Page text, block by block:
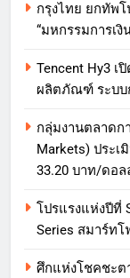
กรุงไทย ยกทัพโ
“มหกรรมการเงิ
Tencent Hy3 เ
ผลิตภัณฑ์ ระบบ
กลุ่มงานตลาดก
Markets) ประเ
33.20 บาท/ดอล
โปรแรงแห่งปีที่
Series สมาร์ทโ
ศึกแห่งโชคชะต